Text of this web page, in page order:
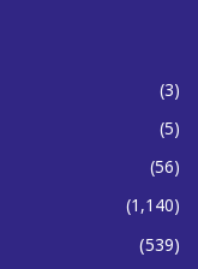
(3)
(5)
(56)
(1,140)
(539)